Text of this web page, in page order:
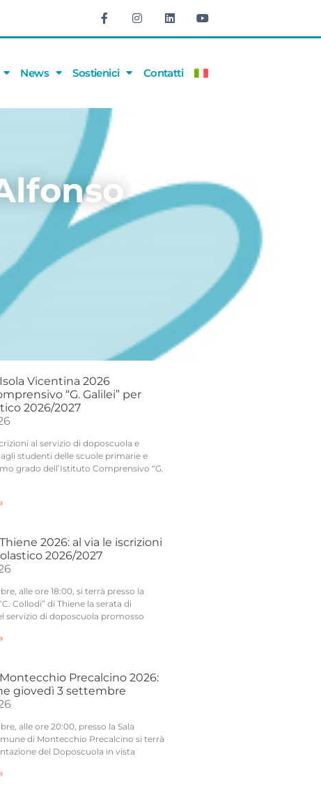
News Sostienici Contatti
Vicentina 2026
“G. Galilei” per
2026/2027
al servizio di doposcuola e
studenti delle scuole primarie e
grado dell’Istituto Comprensivo “G.
2026: al via le iscrizioni
2026/2027
alle ore 18:00, si terrà presso la
Collodi” di Thiene la serata di
servizio di doposcuola promosso
Precalcino 2026:
giovedì 3 settembre
alle ore 20:00, presso la Sala
di Montecchio Precalcino si terrà
del Doposcuola in vista